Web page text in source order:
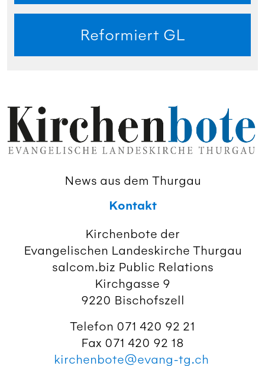
Reformiert GL
News aus dem Thurgau
Kontakt
Kirchenbote der
Evangelischen Landeskirche Thurgau
salcom.biz Public Relations
Kirchgasse 9
9220 Bischofszell
Telefon 071 420 92 21
Fax 071 420 92 18
kirchenbote@evang-tg.ch